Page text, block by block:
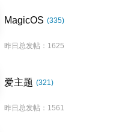
MagicOS (335)
昨日总发帖：1625
爱主题 (321)
昨日总发帖：1561